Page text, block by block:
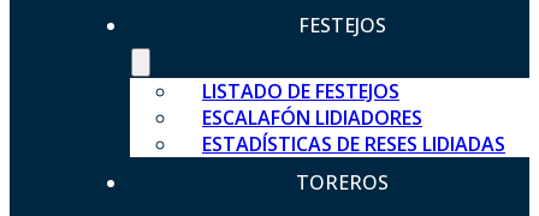
FESTEJOS
LISTADO DE FESTEJOS
ESCALAFÓN LIDIADORES
ESTADÍSTICAS DE RESES LIDIADAS
TOREROS